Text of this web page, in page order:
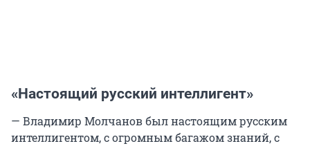
«Настоящий русский интеллигент»
— Владимир Молчанов был настоящим русским
интеллигентом, с огромным багажом знаний, с